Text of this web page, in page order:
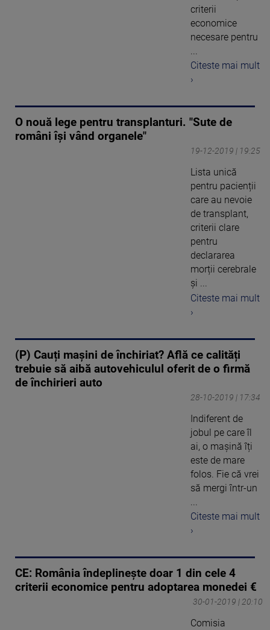
criterii
economice
necesare pentru
Citeste mai mult
›
O nouă lege pentru transplanturi. "Sute de
români îşi vând organele"
19-12-2019 | 19:25
Lista unică
pentru pacienții
care au nevoie
de transplant,
criterii clare
pentru
declararea
morții cerebrale
și ...
Citeste mai mult
›
(P) Cauți mașini de închiriat? Află ce calități
trebuie să aibă autovehiculul oferit de o firmă
de închirieri auto
28-10-2019 | 17:34
Indiferent de
jobul pe care îl
ai, o mașină îți
este de mare
folos. Fie că vrei
să mergi într-un
Citeste mai mult
›
CE: România îndeplinește doar 1 din cele 4
criterii economice pentru adoptarea monedei €
30-01-2019 | 20:10
Comisia